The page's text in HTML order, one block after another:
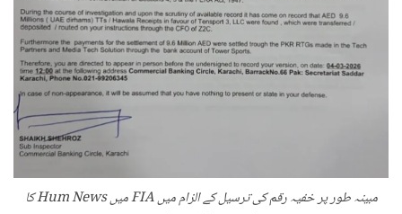
مبینہ طور پر خفیہ رقم کی ترسیل کے الزام میں FIA میں Hum News کا